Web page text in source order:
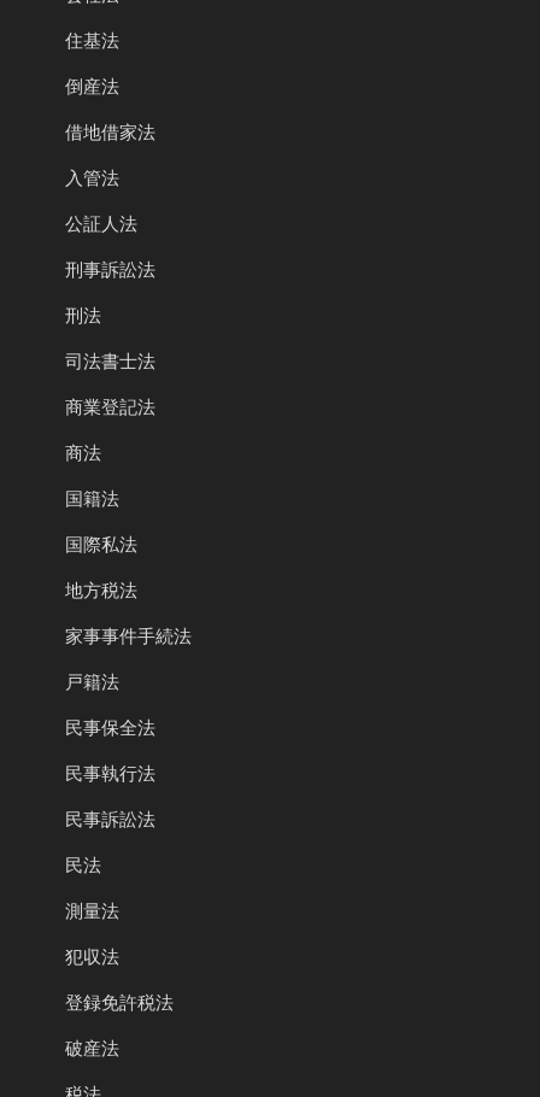
住基法
倒産法
借地借家法
入管法
公証人法
刑事訴訟法
刑法
司法書士法
商業登記法
商法
国籍法
国際私法
地方税法
家事事件手続法
戸籍法
民事保全法
民事執行法
民事訴訟法
民法
測量法
犯収法
登録免許税法
破産法